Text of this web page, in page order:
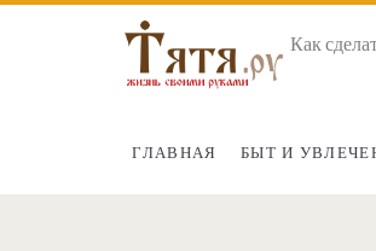
Как
ГЛАВНАЯ БЫТ И